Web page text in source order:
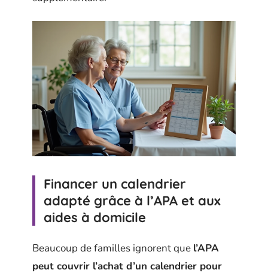
Financer un calendrier
adapté grâce à l’APA et aux
aides à domicile
Beaucoup de familles ignorent que l’APA
peut couvrir l’achat d’un calendrier pour